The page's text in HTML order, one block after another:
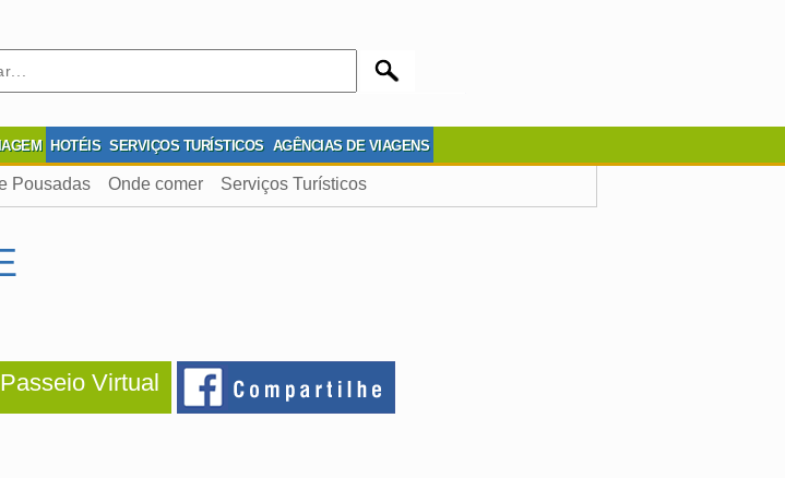
HOTÉIS SERVIÇOS TURÍSTICOS AGÊNCIAS DE VIAGENS
Pousadas Onde comer Serviços Turísticos
Passeio Virtual